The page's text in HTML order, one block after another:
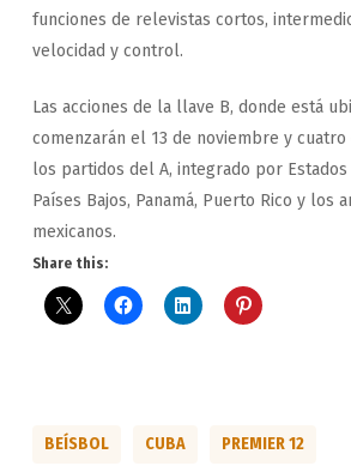
funciones de relevistas cortos,
velocidad y control.
Las acciones de la llave B, donde está
comenzarán el 13 de noviembre y cuatro
los partidos del A, integrado por Estados
Países Bajos, Panamá, Puerto Rico y los
mexicanos.
Share this:
BEÍSBOL CUBA PREMIER 12